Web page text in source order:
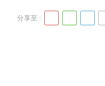
分享至 :